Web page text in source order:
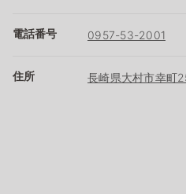
電話番号 0957-53-2001
住所 長崎県大村市幸町